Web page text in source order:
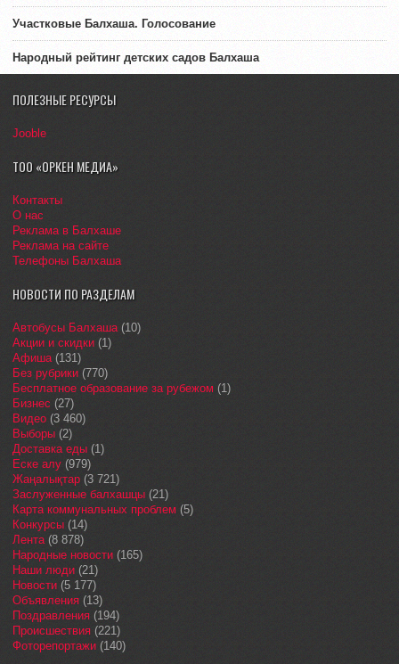
Участковые Балхаша. Голосование
Народный рейтинг детских садов Балхаша
ПОЛЕЗНЫЕ РЕСУРСЫ
Jooble
ТОО «ОРКЕН МЕДИА»
Контакты
О нас
Реклама в Балхаше
Реклама на сайте
Телефоны Балхаша
НОВОСТИ ПО РАЗДЕЛАМ
Автобусы Балхаша(10)
Акции и скидки (1)
Афиша(131)
Без рубрики (770)
Бесплатное образование за рубежом (1)
Бизнес (27)
Видео (3 460)
Выборы (2)
Доставка еды (1)
Еске алу (979)
Жаңалықтар (3 721)
Заслуженные балхашцы (21)
Карта коммунальных проблем (5)
Конкурсы (14)
Лента(8 878)
Народные новости (165)
Наши люди (21)
Новости (5 177)
Объявления (13)
Поздравления (194)
Происшествия (221)
Фоторепортажи (140)